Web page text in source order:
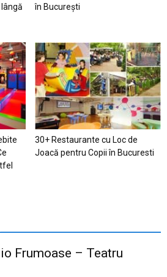
în București
30+ Restaurante cu Loc de
Joacă pentru Copii în Bucuresti
Frumoase – Teatru